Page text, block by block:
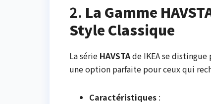
2. La Gamme
Style Classique
La série HAVSTAde IKEA se distingue
une option parfaite pour ceux qui
Caractéristiques :